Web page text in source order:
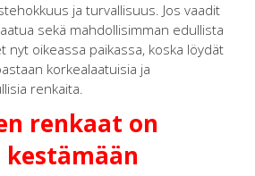
ja turvallisuus. Jos vaadit
sekä mahdollisimman edullista
nyt oikeassa paikassa, koska löydät
korkealaatuisia ja
renkaita.
renkaat on